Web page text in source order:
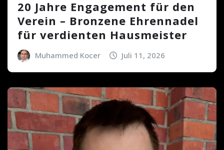
20 Jahre Engagement für den
Verein – Bronzene Ehrennadel
für verdienten Hausmeister
Muhammed Kocer Juli 11, 2026